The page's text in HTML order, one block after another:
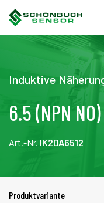
Induktive
6.5 (NPN NO)
Art.-Nr. IK2DA6512
Produktvariante